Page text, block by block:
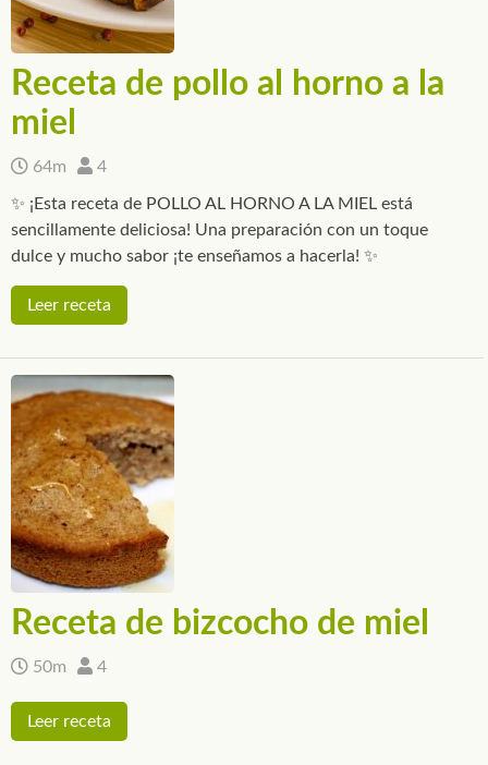
Receta de pollo al horno a la
miel
64m 4
✨ ¡Esta receta de POLLO AL HORNO A LA MIEL está
sencillamente deliciosa! Una preparación con un toque
dulce y mucho sabor ¡te enseñamos a hacerla! ✨
Leer receta
Receta de bizcocho de miel
50m 4
Leer receta